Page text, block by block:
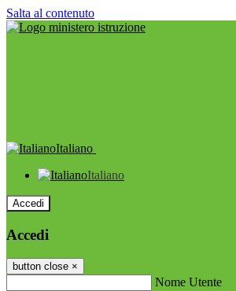
Salta al contenuto
Italiano
Italiano
Accedi
Accedi
button close ×
Nome Utente